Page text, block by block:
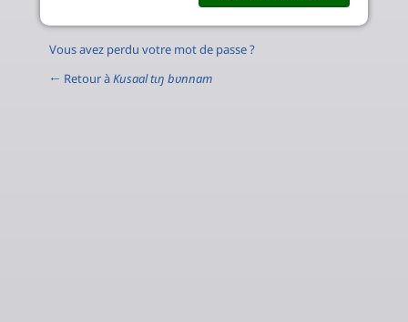
Vous avez perdu votre mot de passe ?
← Retour àKusaal tɩŋ bʋnnam